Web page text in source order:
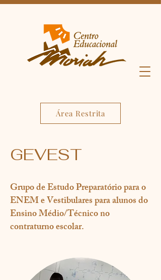
Área Restrita
GEVEST
Grupo de Estudo Preparatório para o
ENEM e Vestibulares para alunos do
Ensino Médio/Técnico no
contraturno escolar.